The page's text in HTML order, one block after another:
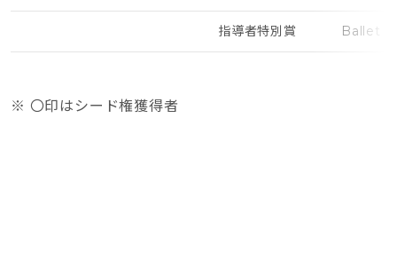
指導者特別賞 Ballet
※ 〇印はシード権獲得者